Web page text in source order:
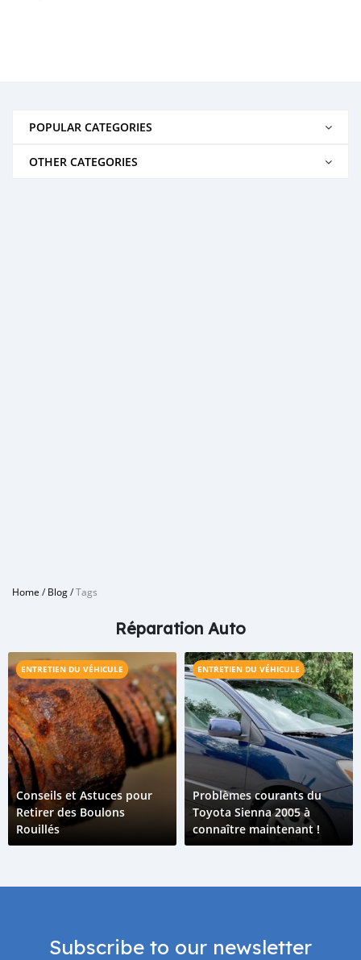
POPULAR CATEGORIES
OTHER CATEGORIES
Home /Blog/Tags
Réparation Auto
ENTRETIEN DU VÉHICULE
Conseils et Astuces pour
Retirer des Boulons
Rouillés
ENTRETIEN DU VÉHICULE
Problèmes courants du
Toyota Sienna 2005 à
connaître maintenant !
Subscribe to our newsletter